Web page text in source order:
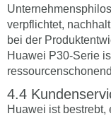
verpflichtet,
bei der
Huawei P30-Serie
Huawei ist